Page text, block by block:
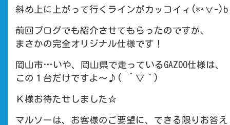
斜め上に上がって行くラインがカッコイィ(*･∀-)b
前回ブログでも紹介させてもらったのですが、
まさかの完全オリジナル仕様です！
岡山市…いや、岡山県で走っているGAZOO仕様は、
この１台だけですよ〜♪( ´▽｀)
Ｋ様お待たせしました☆
マルソーは、お客様のご要望に、できる限りお答え